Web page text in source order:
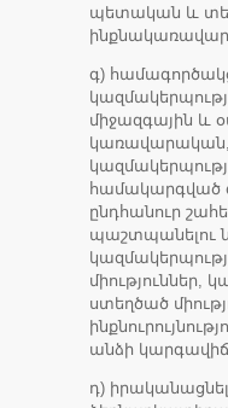
պետական և
գ)
միջազգային և
կառավարական,
համակարգված
ընդհանուր
պաշտպանելու
միություններ,
ստեղծած
անձի
դ) իրականացնել